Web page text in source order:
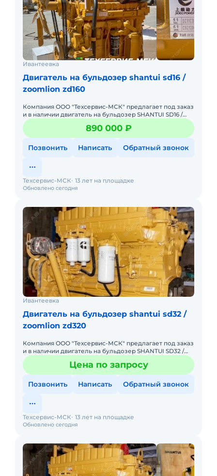
Ивантеевка
Двигатель на бульдозер shantui sd16 /
zoomlion zd160
Компания ООО "Техсервис-МСК" предлагает под заказ
и в наличии двигатель на бульдозер SHANTUI SD16 /
ZOOMLION ZD160 / BEEZONE D16 / KOMATSU D65. .
Модель SC11C
890 000 ₽
Позвонить Написать Обратный звонок
Обновлено сегодня
Техсервис-МСК 13 лет на площадке
Ивантеевка
Двигатель на бульдозер shantui sd32 /
zoomlion zd320
Компания ООО "Техсервис-МСК" предлагает под заказ
и в наличии двигатель на бульдозер SHANTUI SD32 /
ZOOMLION ZD320 / BEEZONE D32. . Модель NTA855-
C360S10. .
Цена по запросу
Позвонить Написать Обратный звонок
Обновлено сегодня
Техсервис-МСК 13 лет на площадке